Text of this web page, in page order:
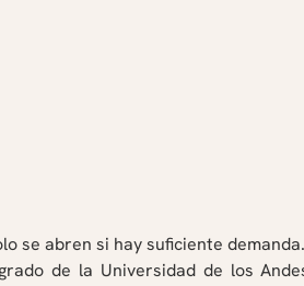
se abren si hay suficiente demanda.
de la Universidad de los